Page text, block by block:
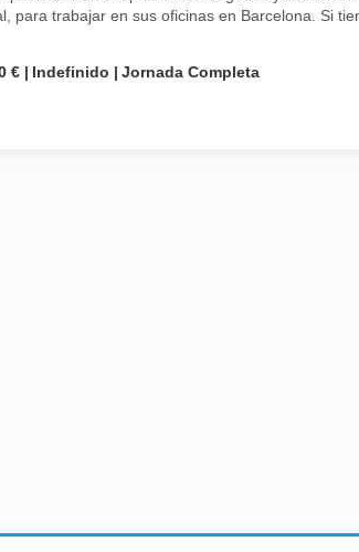
para trabajar en sus oficinas en Barcelona. Si
€
Indefinido Jornada Completa